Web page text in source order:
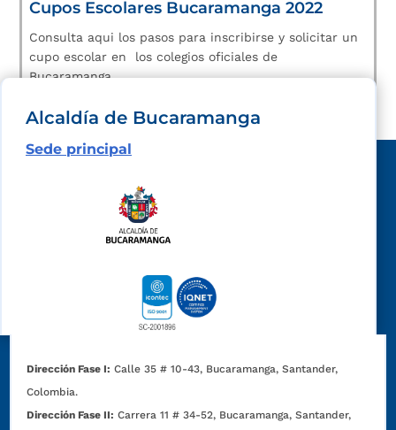
Cupos Escolares Bucaramanga 2022
Consulta aqui los pasos para inscribirse y solicitar un
cupo escolar en los colegios oficiales de
Bucaramanga.
Alcaldía de Bucaramanga
Sede principal
Dirección Fase I: Calle 35 # 10-43, Bucaramanga, Santander,
Colombia.
Dirección Fase II: Carrera 11 # 34-52, Bucaramanga, Santander,